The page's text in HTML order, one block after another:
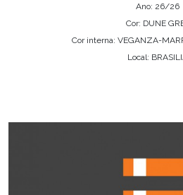
Ano: 26/26
Cor: DUNE
Cor interna: VEGANZA-
Local: